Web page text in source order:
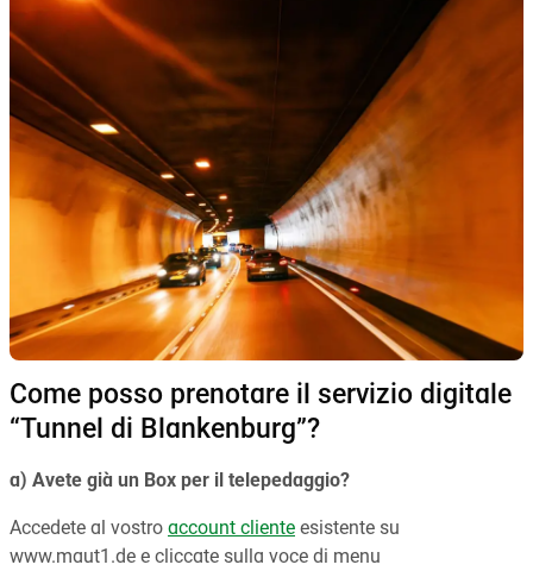
Come posso prenotare il servizio digitale
“Tunnel di Blankenburg”?
a) Avete già un Box per il telepedaggio?
Accedete al vostro account cliente esistente su
www.maut1.de e cliccate sulla voce di menu